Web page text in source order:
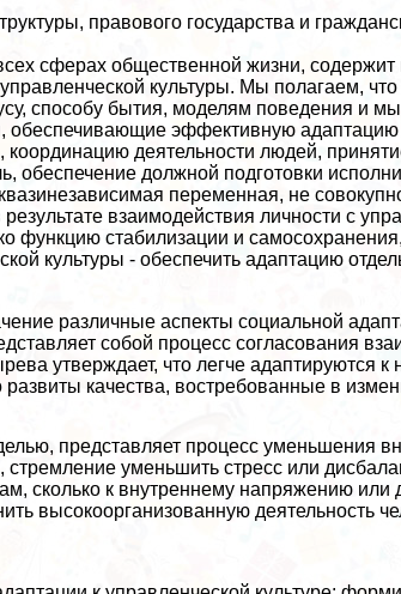
правового государства и
сферах общественной жизни,
культуры. Мы полагаем,
способу бытия, моделям поведения и
обеспечивающие эффективную адаптацию
деятельности людей,
обеспечение должной подготовки
переменная, не
взаимодействия личности с
функцию стабилизации и
культуры - обеспечить адаптацию
различные аспекты социальной
собой процесс согласования
утверждает, что легче адаптируются к
качества, востребованные в
представляет процесс уменьшения
стремление уменьшить стресс или
сколько к внутреннему напряжению или
высокоорганизованную деятельность